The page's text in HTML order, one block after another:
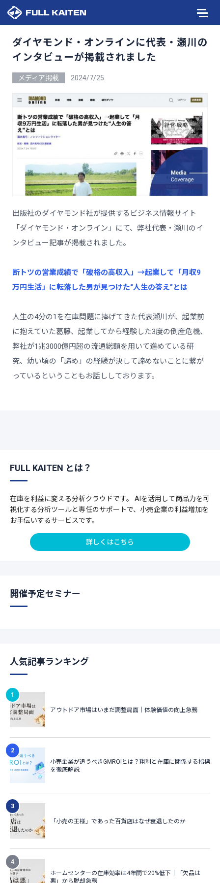
ダイヤモンド・オンラインに代表・瀬川の
インタビューが掲載されました
メディア掲載 2024/7/25
出版社のダイヤモンド社が提供するビジネス情報サイト
「ダイヤモンド・オンライン」にて、弊社代表・瀬川のイ
ンタビュー記事が掲載されました。
断トツの営業成績で「破格の高収入」→起業して「月収9
万円生活」に転落した男が見つけた“人生の答え”とは
人生の4分の1を在庫問題に捧げてきた代表瀬川が、起業前
に抱えていた葛藤、起業してから経験した3度の倒産危機、
弊社が1兆3000億円超の流通総額を用いて進めている研
究、幼い頃の「諦め」の経験が決して諦めないことに繋が
っているということもお話ししております。
FULL KAITEN とは？
在庫を利益に変える分析クラウドです。 AIを活用して商品力を可
視化する分析ツールと専任のサポートで、小売企業の利益増加を
お手伝いするサービスです。
詳しくはこちら
開催予定セミナー
人気記事ランキング